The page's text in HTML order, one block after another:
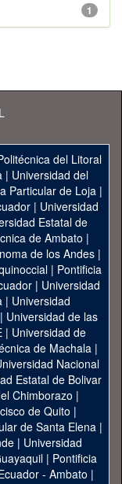
1
del Litoral
| Universidad del
Particular de Loja|
| Universidad
Estatal de
de Ambato |
de los Andes|
| Pontificia
| Universidad
| Universidad
| Universidad de las
| Universidad de
de Machala|
Nacional
Estatal de Bolivar
Chimborazo |
de Quito |
de Santa Elena|
| Universidad
| Pontificia
- Ambato |